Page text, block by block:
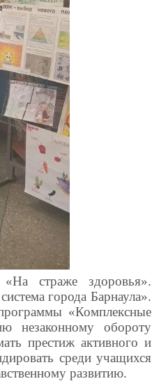
страже здоровья».
города Барнаула».
«Комплексные
незаконному обороту
престиж активного и
среди учащихся
развитию.